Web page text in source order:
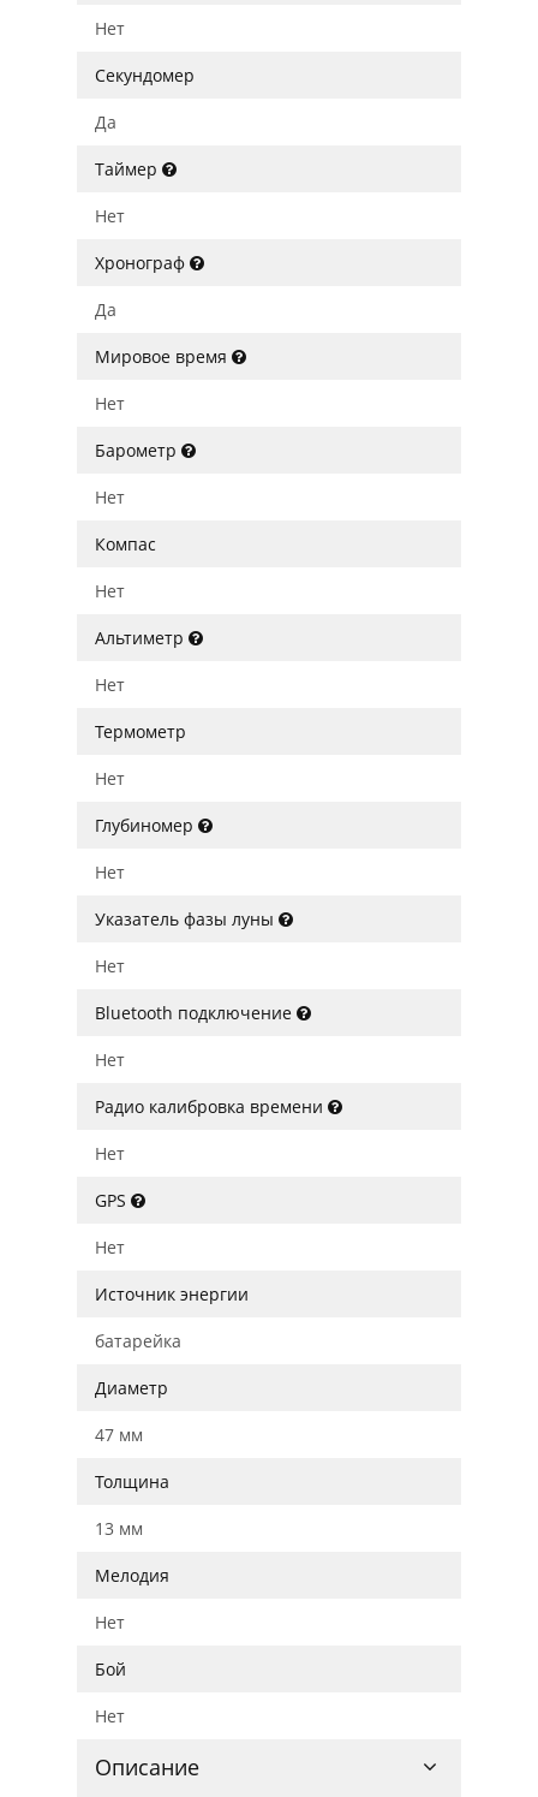
Нет
Секундомер
Да
Таймер
Нет
Хронограф
Да
Мировое время
Нет
Барометр
Нет
Компас
Нет
Альтиметр
Нет
Термометр
Нет
Глубиномер
Нет
Указатель фазы луны
Нет
Bluetooth подключение
Нет
Радио калибровка времени
Нет
GPS
Нет
Источник энергии
батарейка
Диаметр
47 мм
Толщина
13 мм
Мелодия
Нет
Бой
Нет
Описание